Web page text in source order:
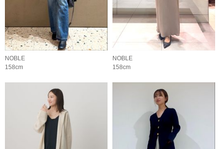
NOBLE
158cm
NOBLE
158cm